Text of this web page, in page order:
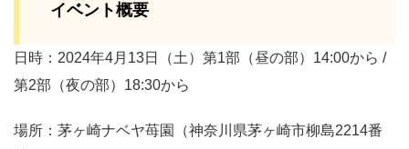
イベント概要
日時：2024年4月13日（土）第1部（昼の部）14:00から /
第2部（夜の部）18:30から
場所：茅ヶ崎ナベヤ苺園（神奈川県茅ヶ崎市柳島2214番